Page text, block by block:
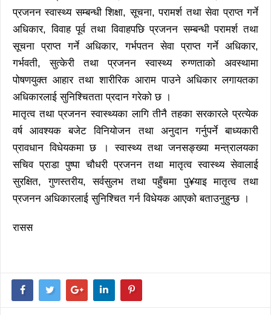
प्रजनन स्वास्थ्य सम्बन्धी शिक्षा, सूचना, परामर्श तथा सेवा प्राप्त गर्ने
अधिकार, विवाह पूर्व तथा विवाहपछि प्रजनन सम्बन्धी परामर्श तथा
सूचना प्राप्त गर्ने अधिकार, गर्भपतन सेवा प्राप्त गर्ने अधिकार,
गर्भवती, सुत्केरी तथा प्रजनन स्वास्थ्य रुग्णताको अवस्थामा
पोषणयुक्त आहार तथा शारीरिक आराम पाउने अधिकार लगायतका
अधिकारलाई सुनिश्चितता प्रदान गरेको छ ।
मातृत्व तथा प्रजनन स्वास्थ्यका लागि तीनै तहका सरकारले प्रत्येक
वर्ष आवश्यक बजेट विनियोजन तथा अनुदान गर्नुपर्ने बाध्यकारी
प्रावधान विधेयकमा छ । स्वास्थ्य तथा जनसङ्ख्या मन्त्रालयका
सचिव प्राडा पुष्पा चौधरी प्रजनन तथा मातृत्व स्वास्थ्य सेवालाई
सुरक्षित, गुणस्तरीय, सर्वसुलभ तथा पहुँचमा पु¥याइ मातृत्व तथा
प्रजनन अधिकारलाई सुनिश्चित गर्न विधेयक आएको बताउनुहुन्छ ।
रासस